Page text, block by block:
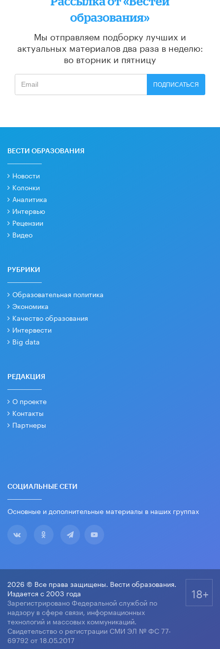
образования»
Мы отправляем подборку лучших и
актуальных материалов два раза в неделю:
во вторник и пятницу
ПОДПИСАТЬСЯ
ВЕСТИ ОБРАЗОВАНИЯ
Новости
Колонки
Аналитика
Интервью
Рецензии
Видео
РУБРИКИ
Образовательная политика
Экономика
Качество образования
Интервести
Big data
РЕДАКЦИЯ
О проекте
Контакты
Партнеры
СОЦИАЛЬНЫЕ СЕТИ
Основные и дополнительные материалы в наших группах
2026 © Все права защищены. Вести образования.
Издается с 2003 года
Зарегистрировано Федеральной службой по
надзору в сфере связи, информационных
технологий и массовых коммуникаций.
Свидетельство о регистрации СМИ ЭЛ № ФС 77-
69792 от 18.05.2017
18+